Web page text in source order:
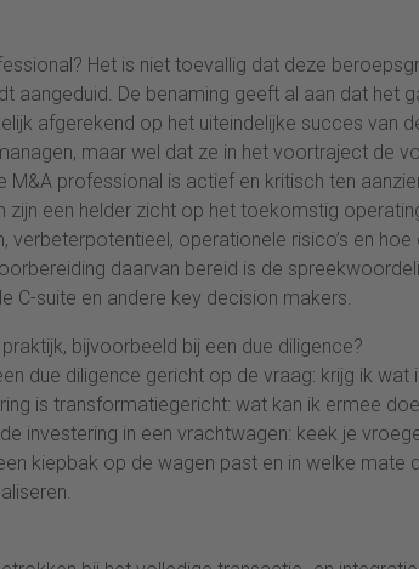
Het is niet toevallig dat deze
aangeduid. De benaming geeft al aan dat het
afgerekend op het uiteindelijke succes van
maar wel dat ze in het voortraject de
professional is actief en kritisch ten
zijn een helder zicht op het toekomstig
verbeterpotentieel, operationele risico’s en hoe
daarvan bereid is de
C-suite en andere key decision makers.
bijvoorbeeld bij een due diligence?
due diligence gericht op de vraag: krijg ik wat
is transformatiegericht: wat kan ik ermee
investering in een vrachtwagen: keek je
kiepbak op de wagen past en in welke mate